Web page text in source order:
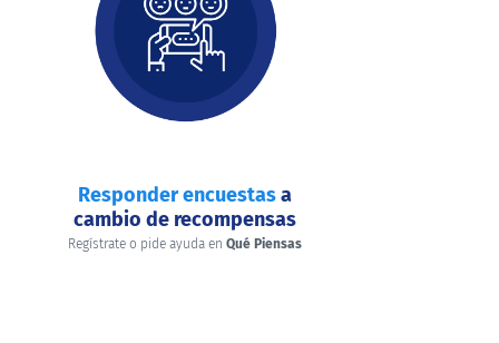
Responder encuestasa
cambio de recompensas
Regístrate o pide ayuda en Qué Piensas